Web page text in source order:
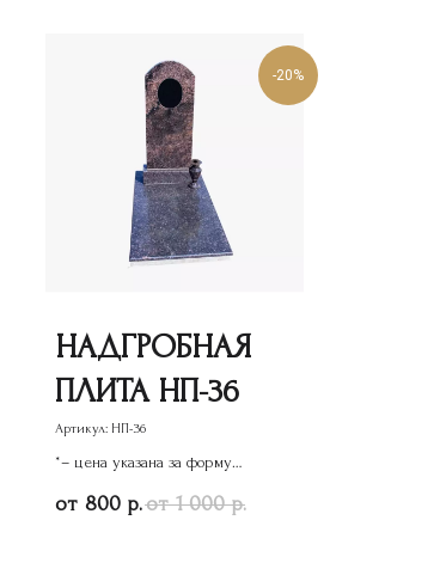
-20%
НАДГРОБНАЯ
ПЛИТА НП-36
Артикул: НП-36
*– цена указана за форму
800 р. 1 000 р.